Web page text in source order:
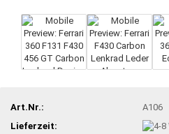
Art.Nr.:
A106
Lieferzeit: